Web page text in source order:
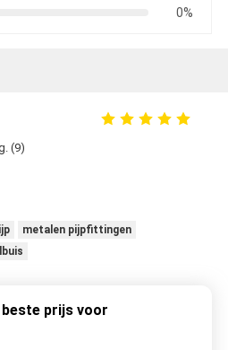
0%
(9)
metalen pijpfittingen
beste prijs voor